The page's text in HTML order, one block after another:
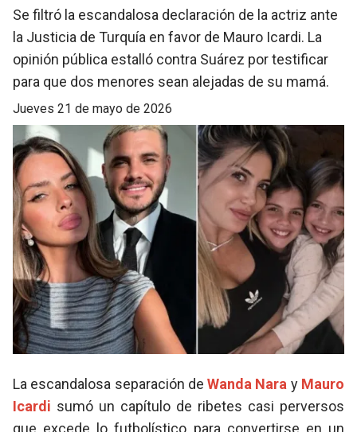
Se filtró la escandalosa declaración de la actriz ante
la Justicia de Turquía en favor de Mauro Icardi. La
opinión pública estalló contra Suárez por testificar
para que dos menores sean alejadas de su mamá.
jueves 21 de mayo de 2026
La escandalosa separación deWanda Nara y Mauro
Icardi sumó un capítulo de ribetes casi perversos
que excede lo futbolístico para convertirse en un